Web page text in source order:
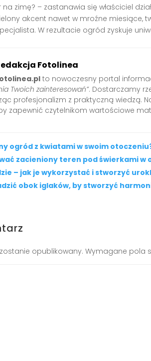
zimę? – zastanawia się właściciel
akcent nawet w mroźne miesiące,
W rezultacie ogród zyskuje
Fotolinea
to nowoczesny portal
Twoich zainteresowań”. Dostarczamy
profesjonalizm z praktyczną wiedzą.
zapewnić czytelnikom wartościowe
ogród z kwiatami w swoim
zacieniony teren pod świerkami w
– jak je wykorzystać i stworzyć
obok iglaków, by stworzyć
opublikowany. Wymagane pola